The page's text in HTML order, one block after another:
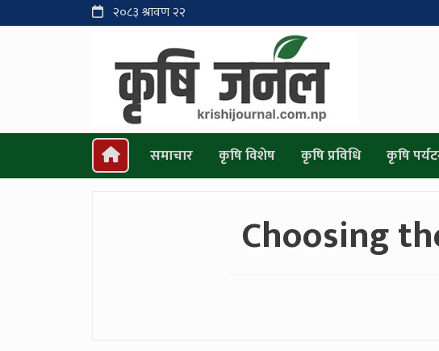
२०८३ श्रावण २२
समाचार कृषि विशेष कृषि प्रविधि कृषि
Choosing